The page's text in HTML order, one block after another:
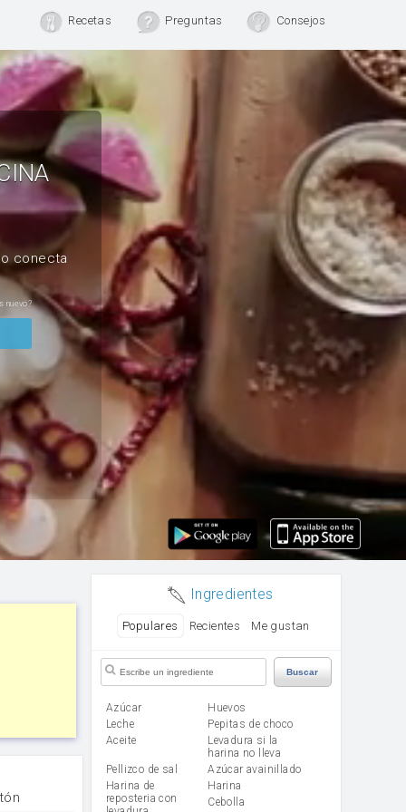
Recetas Preguntas Consejos
conecta
nuevo?
Ingredientes
Populares Recientes Me gustan
Buscar
Azúcar
huevos
leche
Pepitas de choco
aceite
Levadura si la
harina no lleva
Pellizco de sal
Azúcar avainillado
Harina de
reposteria con
harina
cebolla